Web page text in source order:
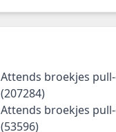
Attends broekjes
(207284)
Attends broekjes
(53596)